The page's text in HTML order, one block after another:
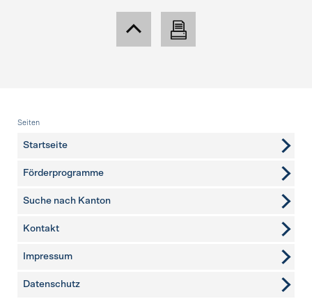
Fusszeile
Seiten
Startseite
Förderprogramme
Suche nach Kanton
weitere Seiten
Kontakt
Impressum
Datenschutz